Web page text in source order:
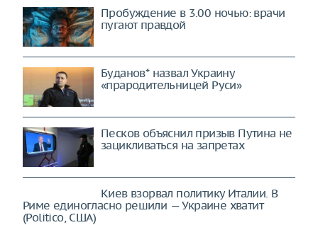
Пробуждение в 3.00 ночью: врачи
пугают правдой
Буданов* назвал Украину
«прародительницей Руси»
Песков объяснил призыв Путина не
зацикливаться на запретах
Киев взорвал политику Италии. В
Риме единогласно решили — Украине хватит
(Politico, США)